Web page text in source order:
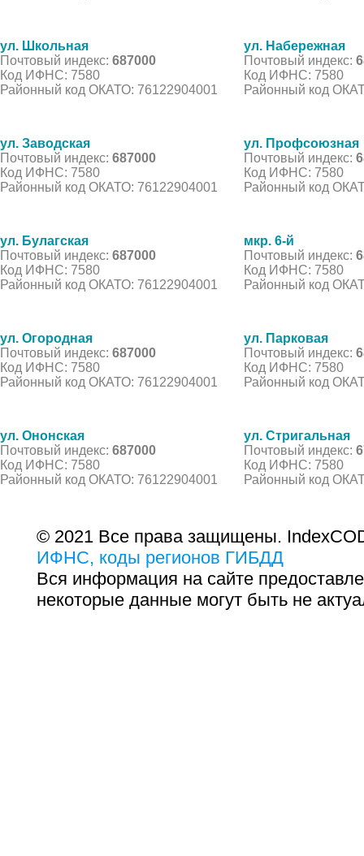
ул. Школьная
Почтовый индекс: 687000
Код ИФНС: 7580
Районный код ОКАТО: 76122904001
ул. Набережная
Почтовый индекс:
Код ИФНС: 7580
Районный код
ул. Заводская
Почтовый индекс: 687000
Код ИФНС: 7580
Районный код ОКАТО: 76122904001
ул. Профсоюзная
Почтовый индекс:
Код ИФНС: 7580
Районный код
ул. Булагская
Почтовый индекс: 687000
Код ИФНС: 7580
Районный код ОКАТО: 76122904001
мкр. 6-й
Почтовый индекс:
Код ИФНС: 7580
Районный код
ул. Огородная
Почтовый индекс: 687000
Код ИФНС: 7580
Районный код ОКАТО: 76122904001
ул. Парковая
Почтовый индекс:
Код ИФНС: 7580
Районный код
ул. Ононская
Почтовый индекс: 687000
Код ИФНС: 7580
Районный код ОКАТО: 76122904001
ул. Стригальная
Почтовый индекс:
Код ИФНС: 7580
Районный код
© 2021 Все права защищены.
ИФНС, коды регионов ГИБДД
Вся информация на сайте
некоторые данные могут быть не